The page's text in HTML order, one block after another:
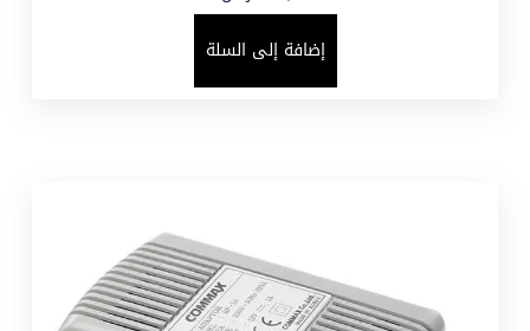
إضافة إلى السلة